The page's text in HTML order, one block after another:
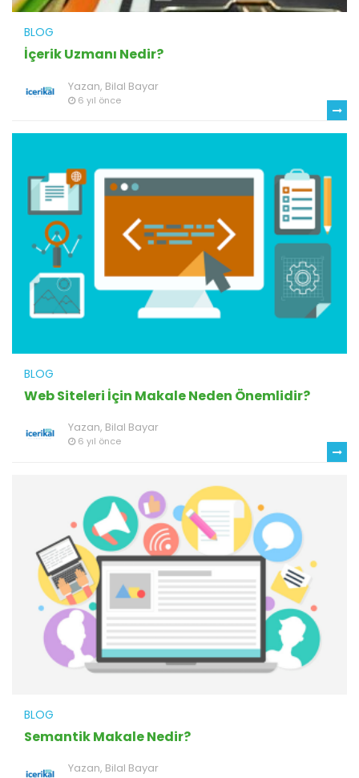
BLOG
İçerik Uzmanı Nedir?
Yazan, Bilal Bayar
6 yıl önce
BLOG
Web Siteleri İçin Makale Neden Önemlidir?
Yazan, Bilal Bayar
6 yıl önce
BLOG
Semantik Makale Nedir?
Yazan, Bilal Bayar